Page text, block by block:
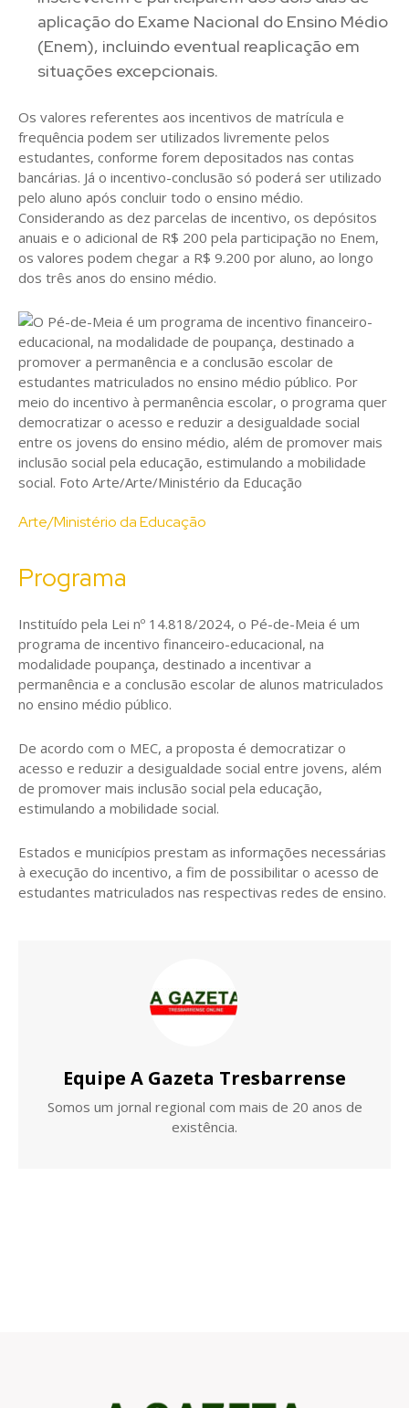
aplicação do Exame Nacional do Ensino Médio
(Enem), incluindo eventual reaplicação em
situações excepcionais.
Os valores referentes aos incentivos de matrícula e
frequência podem ser utilizados livremente pelos
estudantes, conforme forem depositados nas contas
bancárias. Já o incentivo-conclusão só poderá ser utilizado
pelo aluno após concluir todo o ensino médio.
Considerando as dez parcelas de incentivo, os depósitos
anuais e o adicional de R$ 200 pela participação no Enem,
os valores podem chegar a R$ 9.200 por aluno, ao longo
dos três anos do ensino médio.
Arte/Ministério da Educação
Programa
Instituído pela Lei nº 14.818/2024, o Pé-de-Meia é um
programa de incentivo financeiro-educacional, na
modalidade poupança, destinado a incentivar a
permanência e a conclusão escolar de alunos matriculados
no ensino médio público.
De acordo com o MEC, a proposta é democratizar o
acesso e reduzir a desigualdade social entre jovens, além
de promover mais inclusão social pela educação,
estimulando a mobilidade social.
Estados e municípios prestam as informações necessárias
à execução do incentivo, a fim de possibilitar o acesso de
estudantes matriculados nas respectivas redes de ensino.
Equipe A Gazeta Tresbarrense
Somos um jornal regional com mais de 20 anos de
existência.